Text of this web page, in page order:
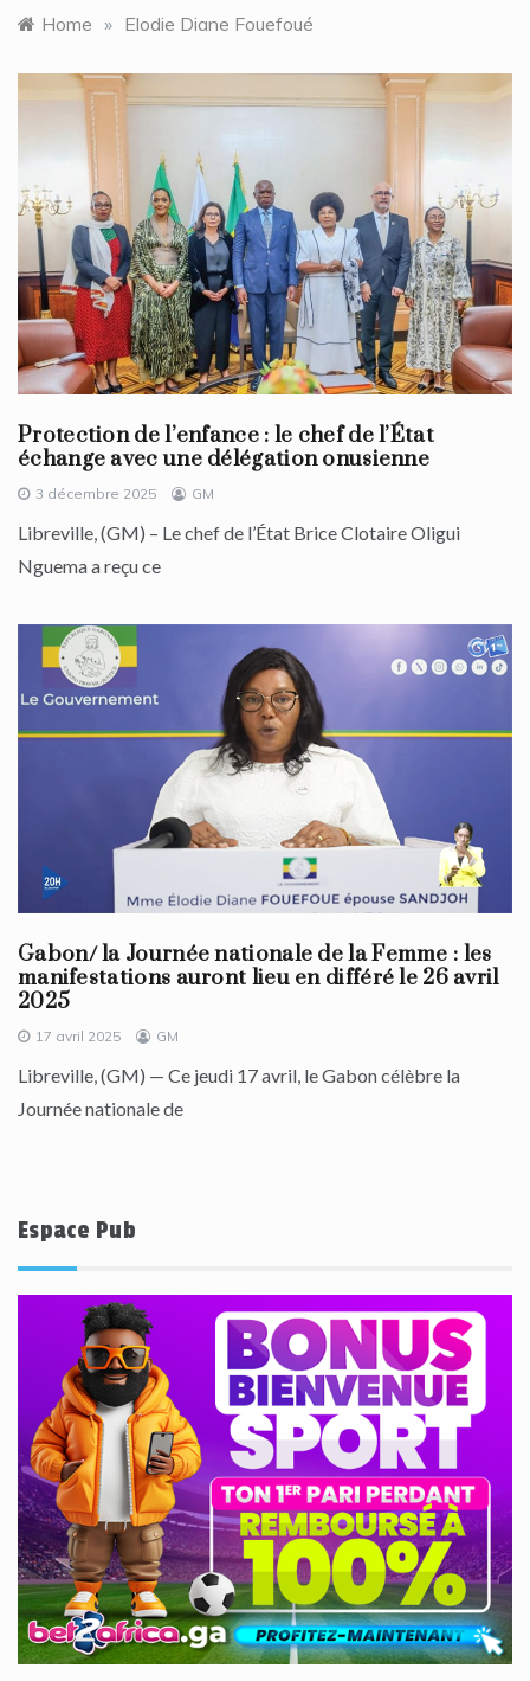
Home » Elodie Diane Fouefoué
Protection de l’enfance : le chef de l’État
échange avec une délégation onusienne
3 décembre 2025 GM
Libreville, (GM) – Le chef de l’État Brice Clotaire Oligui
Nguema a reçu ce
Gabon/ la Journée nationale de la Femme : les
manifestations auront lieu en différé le 26 avril
2025
17 avril 2025 GM
Libreville, (GM) — Ce jeudi 17 avril, le Gabon célèbre la
Journée nationale de
Espace Pub